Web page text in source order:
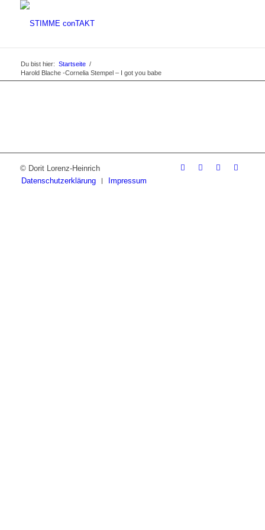
Du bist hier: Startseite /
Harold Blache -Cornelia Stempel – I got you babe
© Dorit Lorenz-Heinrich
Datenschutzerklärung
Impressum